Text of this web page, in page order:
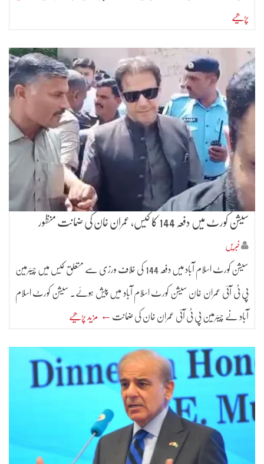
پڑھیے
سیشن کورٹ میں دفعہ 144 کا کیس، عمران خان کی ضمانت منظور
خبریں
سیشن کورٹ اسلام آباد میں دفعہ 144 کی خلاف ورزی سے متعلق کیس میں چیئرمین
پی ٹی آئی عمران خان سیشن کورٹ اسلام آباد میں پیش ہوئے۔ سیشن کورٹ اسلام
آباد نے چیئرمین پی ٹی آئی عمران خان کی ضمانت ← مزید پڑھیے